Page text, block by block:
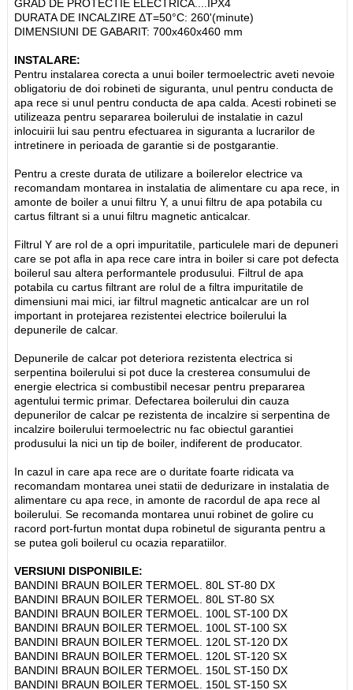
GRAD DE PROTECTIE ELECTRICA....IPX4
DURATA DE INCALZIRE ΔT=50°C: 260'(minute)
DIMENSIUNI DE GABARIT: 700x460x460 mm
INSTALARE:
Pentru instalarea corecta a unui boiler termoelectric aveti nevoie
obligatoriu de doi robineti de siguranta, unul pentru conducta de
apa rece si unul pentru conducta de apa calda. Acesti robineti se
utilizeaza pentru separarea boilerului de instalatie in cazul
inlocuirii lui sau pentru efectuarea in siguranta a lucrarilor de
intretinere in perioada de garantie si de postgarantie.
Pentru a creste durata de utilizare a boilerelor electrice va
recomandam montarea in instalatia de alimentare cu apa rece, in
amonte de boiler a unui filtru Y, a unui filtru de apa potabila cu
cartus filtrant si a unui filtru magnetic anticalcar.
Filtrul Y are rol de a opri impuritatile, particulele mari de depuneri
care se pot afla in apa rece care intra in boiler si care pot defecta
boilerul sau altera performantele produsului. Filtrul de apa
potabila cu cartus filtrant are rolul de a filtra impuritatile de
dimensiuni mai mici, iar filtrul magnetic anticalcar are un rol
important in protejarea rezistentei electrice boilerului la
depunerile de calcar.
Depunerile de calcar pot deteriora rezistenta electrica si
serpentina boilerului si pot duce la cresterea consumului de
energie electrica si combustibil necesar pentru prepararea
agentului termic primar. Defectarea boilerului din cauza
depunerilor de calcar pe rezistenta de incalzire si serpentina de
incalzire boilerului termoelectric nu fac obiectul garantiei
produsului la nici un tip de boiler, indiferent de producator.
In cazul in care apa rece are o duritate foarte ridicata va
recomandam montarea unei statii de dedurizare in instalatia de
alimentare cu apa rece, in amonte de racordul de apa rece al
boilerului. Se recomanda montarea unui robinet de golire cu
racord port-furtun montat dupa robinetul de siguranta pentru a
se putea goli boilerul cu ocazia reparatiilor.
VERSIUNI DISPONIBILE:
BANDINI BRAUN BOILER TERMOEL. 80L ST-80 DX
BANDINI BRAUN BOILER TERMOEL. 80L ST-80 SX
BANDINI BRAUN BOILER TERMOEL. 100L ST-100 DX
BANDINI BRAUN BOILER TERMOEL. 100L ST-100 SX
BANDINI BRAUN BOILER TERMOEL. 120L ST-120 DX
BANDINI BRAUN BOILER TERMOEL. 120L ST-120 SX
BANDINI BRAUN BOILER TERMOEL. 150L ST-150 DX
BANDINI BRAUN BOILER TERMOEL. 150L ST-150 SX